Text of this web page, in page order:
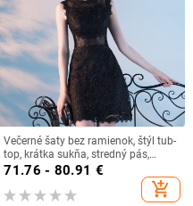
Večerné šaty bez ramienok, štýl tub-
top, krátka sukňa, stredný pás,
polyester 70–80% hlavný materiál,
71.76 - 80.91 €
add_shopping_cart